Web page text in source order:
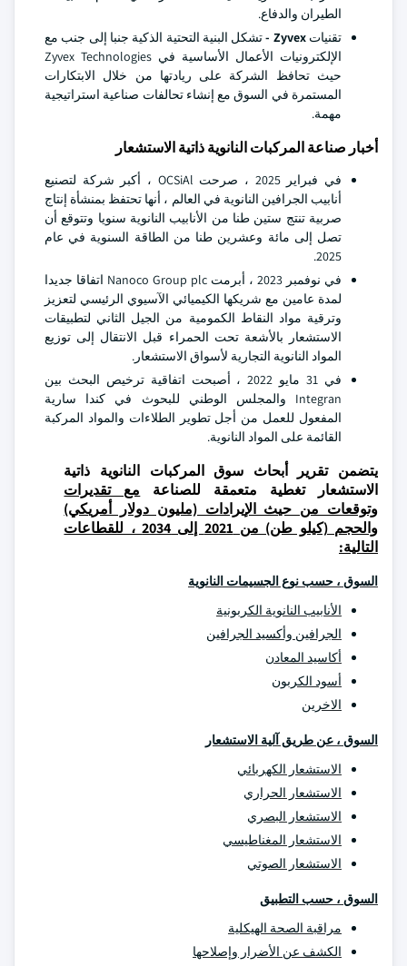
الطيران والدفاع.
تقنياتZyvex - تشكل البنية التحتية الذكية جنبا إلى جنب مع
الإلكترونيات الأعمال الأساسية في Zyvex Technologies
حيث تحافظ الشركة على ريادتها من خلال الابتكارات
المستمرة في السوق مع إنشاء تحالفات صناعية استراتيجية
مهمة.
أخبار صناعة المركبات النانوية ذاتية الاستشعار
في فبراير 2025 ، صرحت OCSiAl ، أكبر شركة لتصنيع
أنابيب الجرافين النانوية في العالم ، أنها تحتفظ بمنشأة إنتاج
صربية تنتج ستين طنا من الأنابيب النانوية سنويا وتتوقع أن
تصل إلى مائة وعشرين طنا من الطاقة السنوية في عام
2025.
في نوفمبر 2023 ، أبرمت Nanoco Group plc اتفاقا جديدا
لمدة عامين مع شريكها الكيميائي الآسيوي الرئيسي لتعزيز
وترقية مواد النقاط الكمومية من الجيل الثاني لتطبيقات
الاستشعار بالأشعة تحت الحمراء قبل الانتقال إلى توزيع
المواد النانوية التجارية لأسواق الاستشعار.
في 31 مايو 2022 ، أصبحت اتفاقية ترخيص البحث بين
Integran والمجلس الوطني للبحوث في كندا سارية
المفعول للعمل من أجل تطوير الطلاءات والمواد المركبة
القائمة على المواد النانوية.
يتضمن تقرير أبحاث سوق المركبات النانوية ذاتية
الاستشعار تغطية متعمقة للصناعة مع تقديرات
وتوقعات من حيث الإيرادات (مليون دولار أمريكي)
والحجم (كيلو طن) من 2021 إلى 2034 ، للقطاعات
التالية:
السوق ، حسب نوع الجسيمات النانوية
الأنابيب النانوية الكربونية
الجرافين وأكسيد الجرافين
أكاسيد المعادن
أسود الكربون
الاخرين
السوق ، عن طريق آلية الاستشعار
الاستشعار الكهربائي
الاستشعار الحراري
الاستشعار البصري
الاستشعار المغناطيسي
الاستشعار الصوتي
السوق ، حسب التطبيق
مراقبة الصحة الهيكلية
الكشف عن الأضرار وإصلاحها